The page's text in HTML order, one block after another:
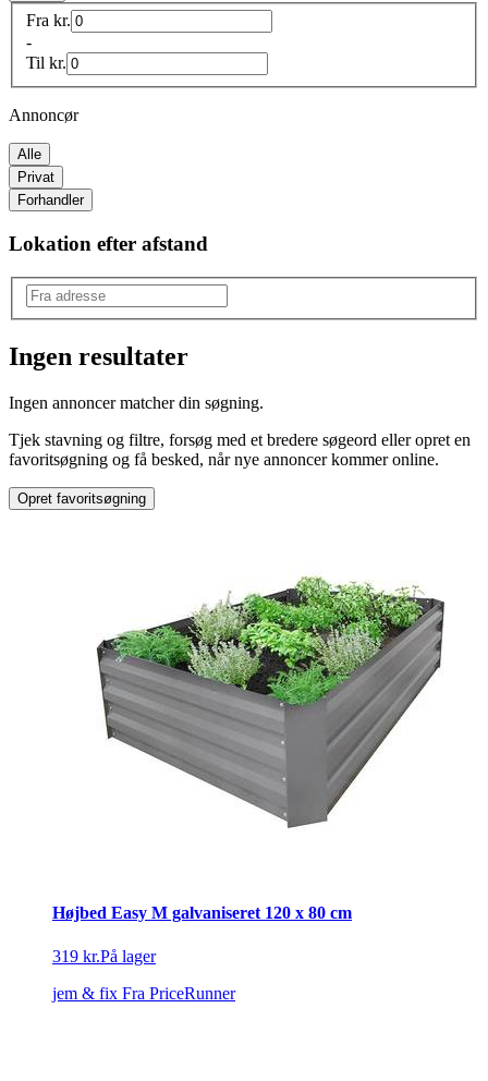
Fra kr.
-
Til kr.
Annoncør
Alle
Privat
Forhandler
Lokation efter afstand
Højbede
Ingen resultater
Ingen annoncer matcher din søgning.
Tjek stavning og filtre, forsøg med et bredere søgeord eller opret en
favoritsøgning og få besked, når nye annoncer kommer online.
Opret favoritsøgning
Højbed Easy M galvaniseret 120 x 80 cm
319 kr.På lager
jem & fix Fra PriceRunner